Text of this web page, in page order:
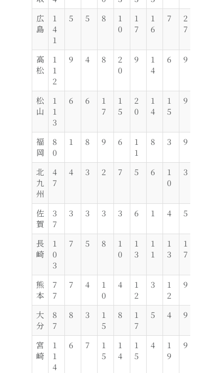
広
島
1
4
1
5 5 8
1
0
1
7
1
6
7
2
7
高
松
1
1
2
9 4 8
2
0
9
1
4
6 9
松
山
1
1
3
6 6
1
7
1
5
2
0
1
4
1
5
9
福
岡
8
0
1 8 9 6
1
1
8 3 9
北
九
州
4
7
4 3 2 7 5 6
1
0
3
佐
賀
3
7
3 3 3 3 6 1 4 5
長
崎
1
0
3
7 5 8
1
0
1
3
1
1
1
3
1
7
熊
本
7
7
7 4
1
0
4
1
2
3
1
2
9
大
分
8
7
8 3
1
5
8
1
7
5 4 9
宮
崎
1
1
4
6 7
1
5
1
4
1
5
4
1
9
9